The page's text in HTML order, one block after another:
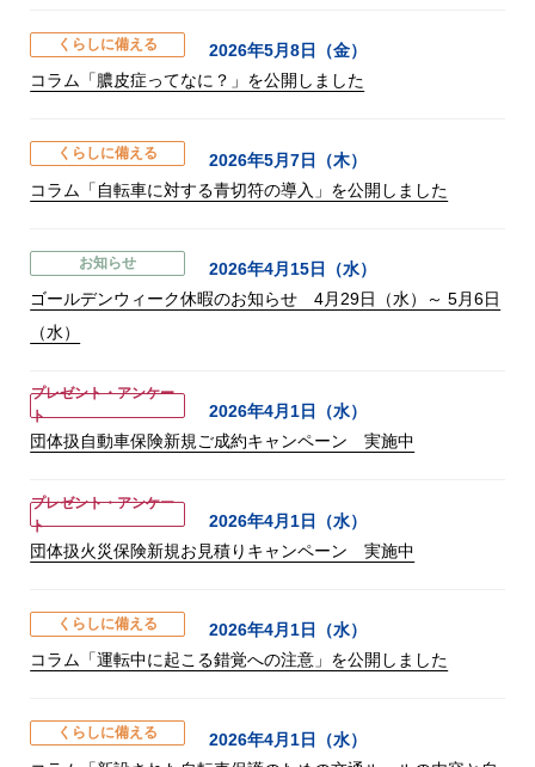
くらしに備える
2026年5月8日（金）
コラム「膿皮症ってなに？」を公開しました
くらしに備える
2026年5月7日（木）
コラム「自転車に対する青切符の導入」を公開しました
お知らせ
2026年4月15日（水）
ゴールデンウィーク休暇のお知らせ 4月29日（水）～ 5月6日
（水）
プレゼント・アンケー
ト
2026年4月1日（水）
団体扱自動車保険新規ご成約キャンペーン 実施中
プレゼント・アンケー
ト
2026年4月1日（水）
団体扱火災保険新規お見積りキャンペーン 実施中
くらしに備える
2026年4月1日（水）
コラム「運転中に起こる錯覚への注意」を公開しました
くらしに備える
2026年4月1日（水）